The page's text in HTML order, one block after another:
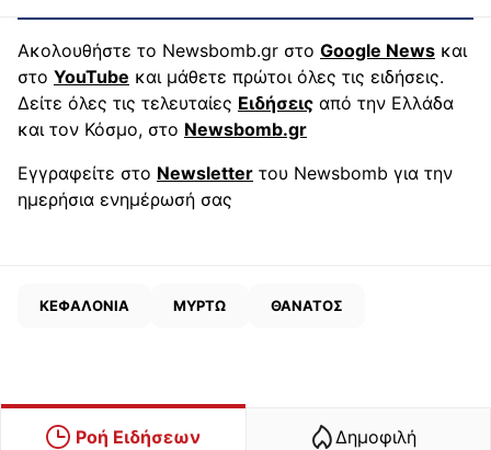
Ακολουθήστε το Newsbomb.gr στο Google News και
στο YouTube και μάθετε πρώτοι όλες τις ειδήσεις.
Δείτε όλες τις τελευταίες Ειδήσεις από την Ελλάδα
και τον Κόσμο, στο Newsbomb.gr
Εγγραφείτε στο Newsletter του Newsbomb για την
ημερήσια ενημέρωσή σας
ΚΕΦΑΛΟΝΙΑ ΜΥΡΤΩ ΘΑΝΑΤΟΣ
Ροή Ειδήσεων Δημοφιλή